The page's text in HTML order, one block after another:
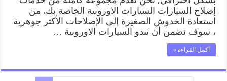
إصلاح السيارات السيارات الاوروبية الخاصة بك. من
استعادة الخدوش الصغيرة إلى الإصلاحات الأكثر جوهرية
، سوف نضمن أن تبدو السيارات الاوروبية …
أكمل القراءة »